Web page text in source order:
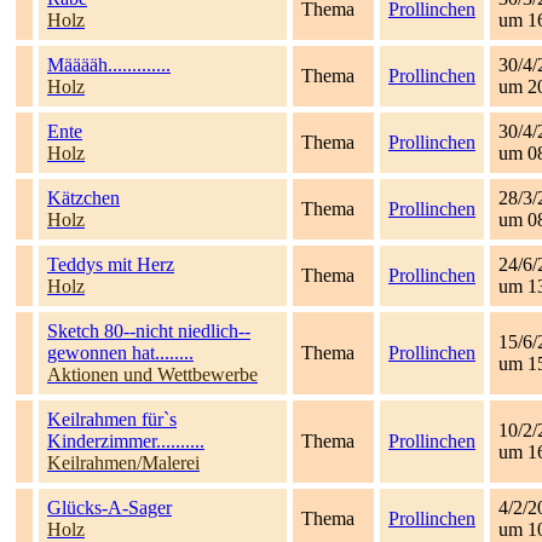
Holz
Thema Prollinchen
um
Määääh.............
Holz
Thema Prollinchen
30/4/
um
Ente
Holz
Thema Prollinchen
30/4/
um
Kätzchen
Holz
Thema Prollinchen
28/3/
um
Teddys mit Herz
Holz
Thema Prollinchen
24/6/
um
Sketch 80--nicht niedlich--
gewonnen hat........
Aktionen und Wettbewerbe
Thema Prollinchen
15/6/
um
Keilrahmen für`s
Kinderzimmer..........
Keilrahmen/Malerei
Thema Prollinchen
10/2/
um
Glücks-A-Sager
Holz
Thema Prollinchen
4/2/
um